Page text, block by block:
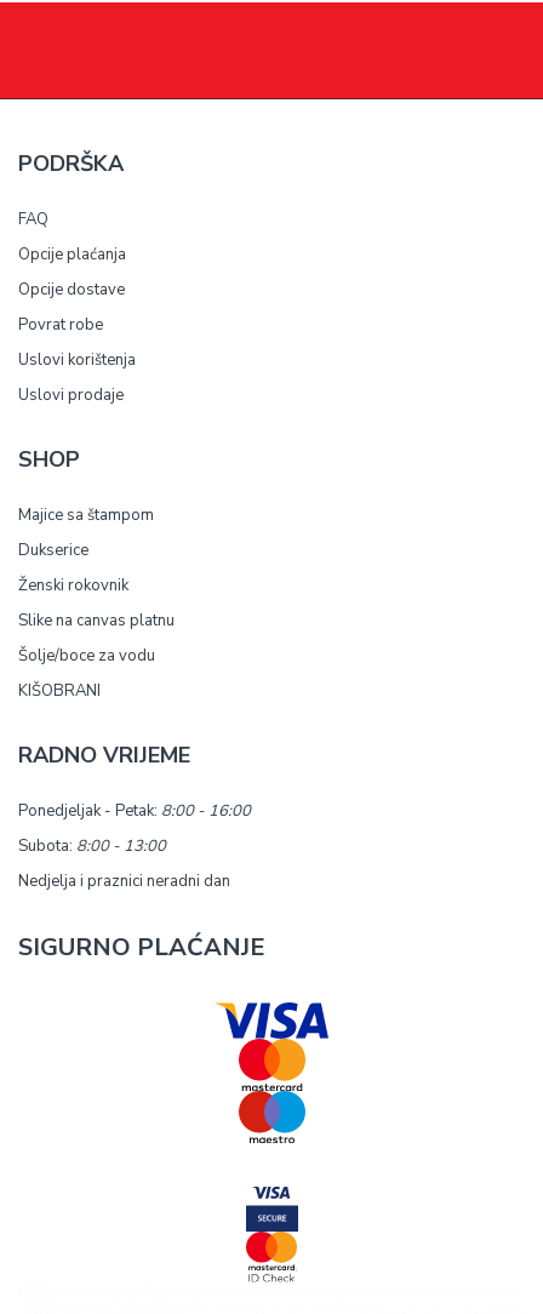
PODRŠKA
FAQ
Opcije plaćanja
Opcije dostave
Povrat robe
Uslovi korištenja
Uslovi prodaje
SHOP
Majice sa štampom
Dukserice
Ženski rokovnik
Slike na canvas platnu
Šolje/boce za vodu
KIŠOBRANI
RADNO VRIJEME
Ponedjeljak - Petak: 8:00 - 16:00
Subota: 8:00 - 13:00
Nedjelja i praznici neradni dan
SIGURNO PLAĆANJE